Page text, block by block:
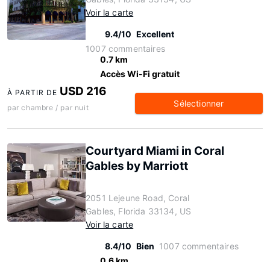
Voir la carte
9.4/10 Excellent
1007 commentaires
0.7 km
Accès Wi-Fi gratuit
À PARTIR DE USD 216
par chambre / par nuit Sélectionner
Courtyard Miami in Coral
Gables by Marriott
2051 Lejeune Road, Coral
Gables, Florida 33134, US
Voir la carte
8.4/10 Bien 1007 commentaires